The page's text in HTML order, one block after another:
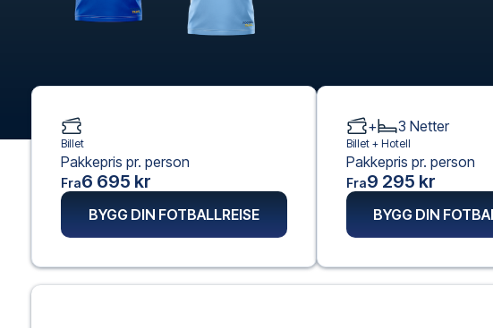
Billet
Pakkepris pr. person
Fra6 695 kr
BYGG DIN FOTBALLREISE
+ 3 Netter
Billet + Hotell
Pakkepris pr. person
Fra9 295 kr
BYGG DIN